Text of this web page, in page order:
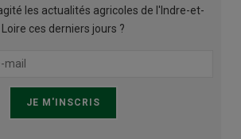
les actualités agricoles de l'Indre-et-
Loire ces derniers jours ?